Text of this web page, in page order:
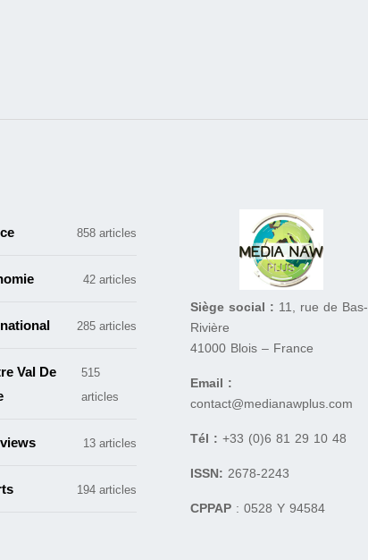
858 articles
42 articles
285 articles
Val De
515
articles
13 articles
194 articles
Siège social : 11, rue de Bas-
Rivière
41000 Blois – France
Email :
contact@medianawplus.com
Tél : +33 (0)6 81 29 10 48
ISSN: 2678-2243
CPPAP: 0528 Y 94584